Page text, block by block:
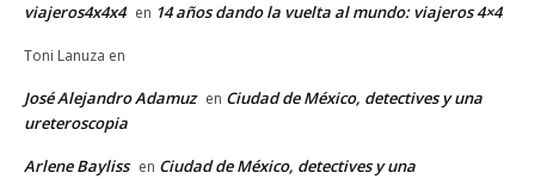
viajeros4x4x4 en 14 años dando la vuelta al mundo: viajeros 4×4
Toni Lanuza en
José Alejandro Adamuz en Ciudad de México, detectives y una
ureteroscopia
Arlene Bayliss en Ciudad de México, detectives y una